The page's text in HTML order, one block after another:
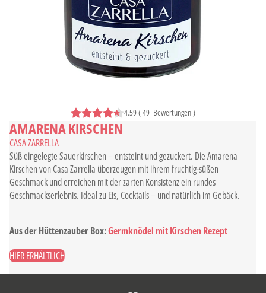
4.59(49 Bewertungen)
AMARENA KIRSCHEN
CASA ZARRELLA
Süß eingelegte Sauerkirschen – entsteint und gezuckert. Die Amarena
Kirschen von Casa Zarrella überzeugen mit ihrem fruchtig-süßen
Geschmack und erreichen mit der zarten Konsistenz ein rundes
Geschmackserlebnis. Ideal zu Eis, Cocktails – und natürlich im Gebäck.
Aus der Hüttenzauber Box:Germknödel mit Kirschen Rezept
HIER ERHÄLTLICH